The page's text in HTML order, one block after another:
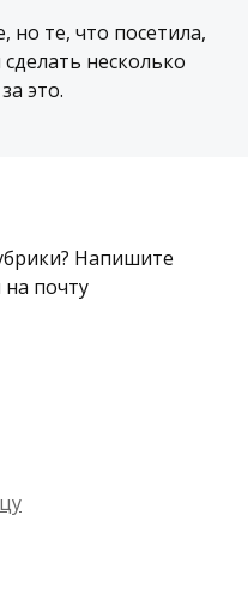
но те, что посетила,
несколько
это.
Напишите
на почту